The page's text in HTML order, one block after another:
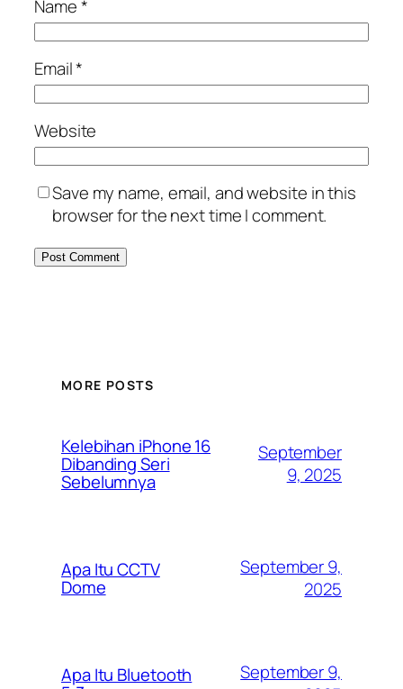
Name*
Email*
Website
Save my name, email, and website in this
browser for the next time I comment.
MORE POSTS
Kelebihan iPhone 16
Dibanding Seri
Sebelumnya
September
9, 2025
Apa Itu CCTV
Dome
September 9,
2025
Apa Itu Bluetooth
September 9,